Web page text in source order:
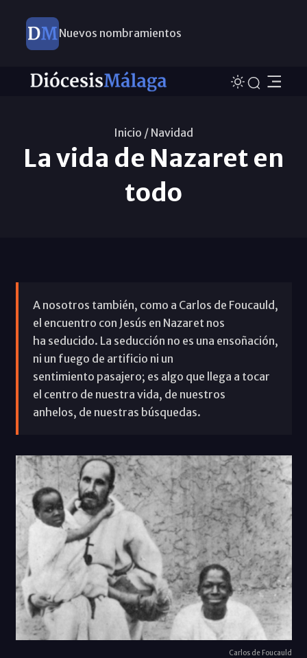
Nuevos nombramientos
Inicio / Navidad
La vida de Nazaret en
todo
A nosotros también, como a Carlos de Foucauld,
el encuentro con Jesús en Nazaret nos
ha seducido. La seducción no es una ensoñación,
ni un fuego de artificio ni un
sentimiento pasajero; es algo que llega a tocar
el centro de nuestra vida, de nuestros
anhelos, de nuestras búsquedas.
Carlos de Foucauld